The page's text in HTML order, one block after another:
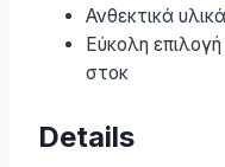
Ανθεκτικά
Εύκολη
στοκ
Details